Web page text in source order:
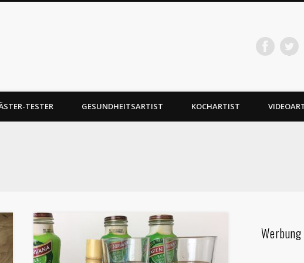
Food Hacks
TESTER GESUNDHEITSARTIST KOCHARTIST
Werbung